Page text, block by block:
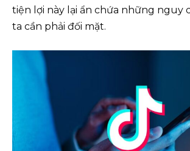
tiện lợi này lại ẩn chứa những nguy
ta cần phải đối mặt.